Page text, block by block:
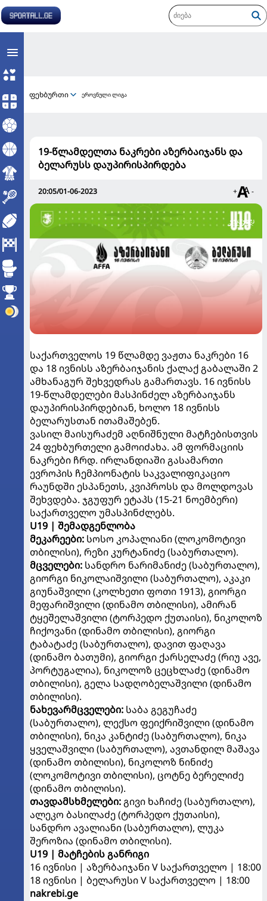
ფეხბურთი ეროვნული ლიგა
19-წლამდელთა ნაკრები აზერბაიჯანს და
ბელარუსს დაუპირისპირდება
20:05/01-06-2023 + -
საქართველოს 19 წლამდე ვაჟთა ნაკრები 16
და 18 ივნისს აზერბაიჯანის ქალაქ გაბალაში 2
ამხანაგურ შეხვედრას გამართავს. 16 ივნისს
19-წლამდელები მასპინძელ აზერბაიჯანს
დაუპირისპირდებიან, ხოლო 18 ივნისს
ბელარუსთან ითამაშებენ.
ვასილ მაისურაძემ აღნიშნული მატჩებისთვის
24 ფეხბურთელი გამოიძახა. ამ ფორმაციის
ნაკრები ჩრდ. ირლანდიაში გასამართი
ევროპის ჩემპიონატის საკვალიფიკაციო
რაუნდში ესპანეთს, კვიპროსს და მოლდოვას
შეხვდება. ჯგუფურ ეტაპს (15-21 ნოემბერი)
საქართველო უმასპინძლებს.
U19 | შემადგენლობა
მეკარეები: სოსო კოპალიანი (ლოკომოტივი
თბილისი), რეზი კურტანიძე (საბურთალო).
მცველები: სანდრო ნარიმანიძე (საბურთალო),
გიორგი ნიკოლაიშვილი (საბურთალო), აკაკი
გიუნაშვილი (კოლხეთი ფოთი 1913), გიორგი
მეფარიშვილი (დინამო თბილისი), ამირან
ტყეშელაშვილი (ტორპედო ქუთაისი), ნიკოლოზ
ჩიქოვანი (დინამო თბილისი), გიორგი
ტაბატაძე (საბურთალო), დავით ფაღავა
(დინამო ბათუმი), გიორგი ქარსელაძე (რიუ ავე,
პორტუგალია), ნიკოლოზ ცეცხლაძე (დინამო
თბილისი), გელა სადღობელაშვილი (დინამო
თბილისი).
ნახევარმცველები: საბა გეგუჩაძე
(საბურთალო), ლექსო ფეიქრიშვილი (დინამო
თბილისი), ნიკა კანტიძე (საბურთალო), ნიკა
ყველაშვილი (საბურთალო), ავთანდილ მაშავა
(დინამო თბილისი), ნიკოლოზ ნინიძე
(ლოკომოტივი თბილისი), ცოტნე ბერელიძე
(დინამო თბილისი).
თავდამსხმელები:გივი ხაჩიძე (საბურთალო),
ალეკო ბასილაძე (ტორპედო ქუთაისი),
სანდრო ავალიანი (საბურთალო), ლუკა
შეროზია (დინამო თბილისი).
U19 | მატჩების განრიგი
16 ივნისი | აზერბაიჯანი V საქართველო | 18:00
18 ივნისი | ბელარუსი V საქართველო | 18:00
nakrebi.ge